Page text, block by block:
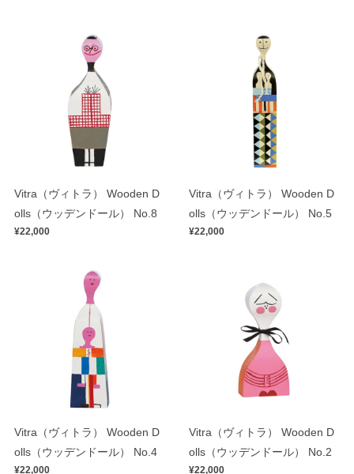
Vitra（ヴィトラ） Wooden D
olls（ウッデンドール） No.8
¥22,000
Vitra（ヴィトラ） Wooden D
olls（ウッデンドール） No.5
¥22,000
Vitra（ヴィトラ） Wooden D
olls（ウッデンドール） No.4
¥22,000
Vitra（ヴィトラ） Wooden D
olls（ウッデンドール） No.2
¥22,000